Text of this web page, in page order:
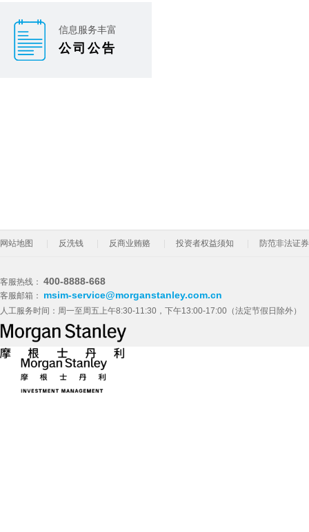
信息服务丰富
公司公告
网站地图 反洗钱 反商业贿赂 投资者权益须知 防范非法证
客服热线： 400-8888-668
客服邮箱： msim-service@morganstanley.com.cn
人工服务时间：周一至周五上午8:30-11:30，下午13:00-17:00（法定节假日除外）